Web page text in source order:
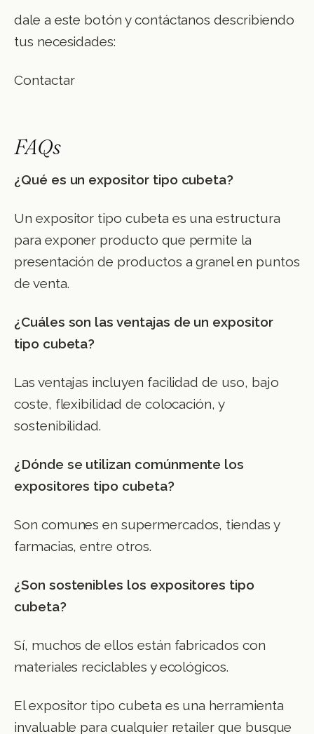
dale a este botón y contáctanos describiendo
tus necesidades:
Contactar
FAQs
¿Qué es un expositor tipo cubeta?
Un expositor tipo cubeta es una estructura
para exponer producto que permite la
presentación de productos a granel en puntos
de venta.
¿Cuáles son las ventajas de un expositor
tipo cubeta?
Las ventajas incluyen facilidad de uso, bajo
coste, flexibilidad de colocación, y
sostenibilidad.
¿Dónde se utilizan comúnmente los
expositores tipo cubeta?
Son comunes en supermercados, tiendas y
farmacias, entre otros.
¿Son sostenibles los expositores tipo
cubeta?
Sí, muchos de ellos están fabricados con
materiales reciclables y ecológicos.
El expositor tipo cubeta es una herramienta
invaluable para cualquier retailer que busque